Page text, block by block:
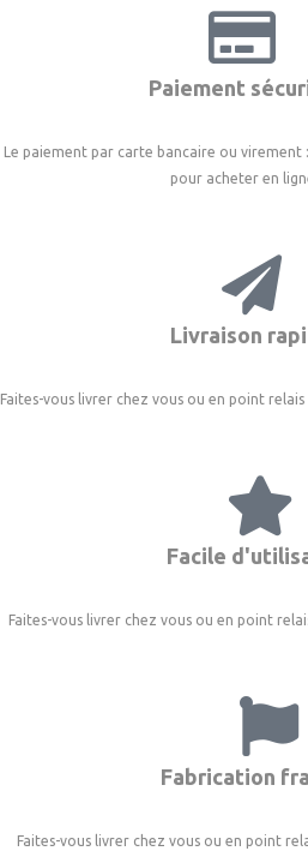
Paiement
Le paiement par carte bancaire ou virement
pour acheter en
Livraison
Faites-vous livrer chez vous ou en point
Facile
Faites-vous livrer chez vous ou en point
Fabrication
Faites-vous livrer chez vous ou en point